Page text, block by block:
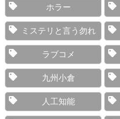
ホラー
ミステリと言う勿れ
ラブコメ
九州小倉
人工知能